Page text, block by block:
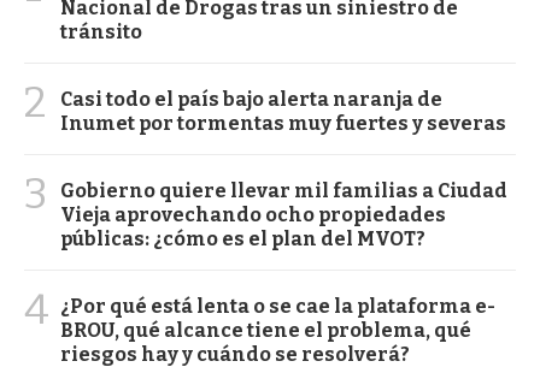
Nacional de Drogas tras un siniestro de
tránsito
2
Casi todo el país bajo alerta naranja de
Inumet por tormentas muy fuertes y severas
3
Gobierno quiere llevar mil familias a Ciudad
Vieja aprovechando ocho propiedades
públicas: ¿cómo es el plan del MVOT?
4 ¿Por qué está lenta o se cae la plataforma e-
BROU, qué alcance tiene el problema, qué
riesgos hay y cuándo se resolverá?